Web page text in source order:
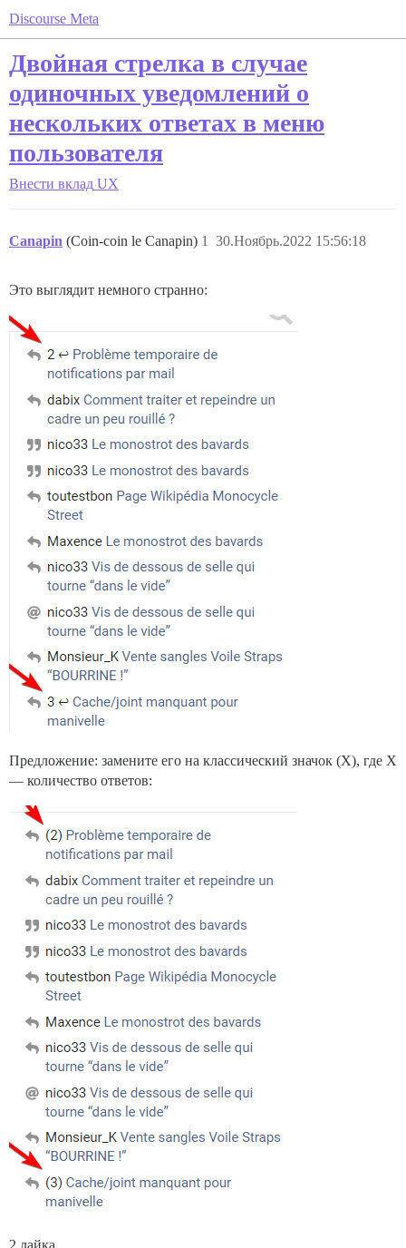
Discourse Meta
Двойная стрелка в случае
одиночных уведомлений о
нескольких ответах в меню
пользователя
Внести вклад UX
Canapin (Coin-coin le Canapin) 30.Ноябрь.2022 15:56:18
1
Это выглядит немного странно:
Предложение: замените его на классический значок (X), где X
— количество ответов:
2 лайка